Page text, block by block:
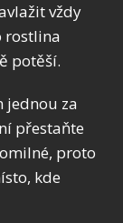
vždy
rostlina
potěší.
jednou za
přestaňte
proto
kde